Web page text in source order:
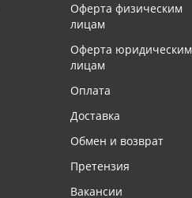
Оферта физическим
лицам
Оферта юридическим
лицам
Оплата
Доставка
Обмен и возврат
Претензия
Вакансии